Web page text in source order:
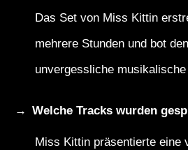
Das Set von Miss Kittin
mehrere Stunden und bot
unvergessliche
Welche Tracks wurden
Miss Kittin präsentierte eine